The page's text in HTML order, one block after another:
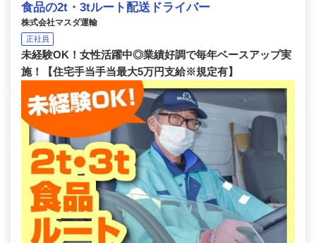
食品の2t・3tルート配送ドライバー
株式会社マスダ運輸
正社員
未経験OK！女性活躍中◎業績好調で毎年ベースアップ実
施！【住宅手当手当最大5万円支給※規定有】